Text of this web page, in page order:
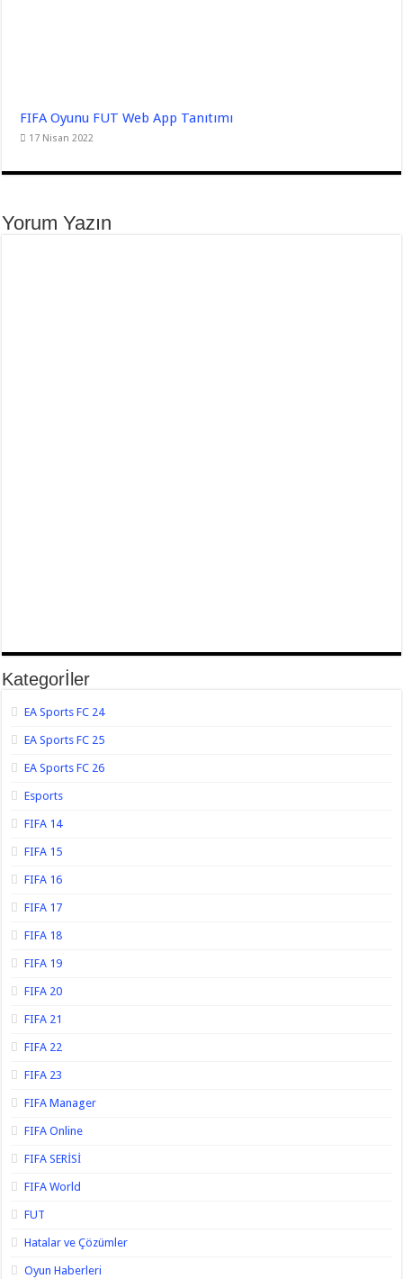
FIFA Oyunu FUT Web App Tanıtımı
17 Nisan 2022
Yorum Yazın
Kategorİler
EA Sports FC 24
EA Sports FC 25
EA Sports FC 26
Esports
FIFA 14
FIFA 15
FIFA 16
FIFA 17
FIFA 18
FIFA 19
FIFA 20
FIFA 21
FIFA 22
FIFA 23
FIFA Manager
FIFA Online
FIFA SERİSİ
FIFA World
FUT
Hatalar ve Çözümler
Oyun Haberleri